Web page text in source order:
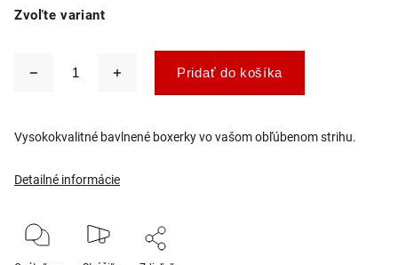
Zvoľte variant
Pridať do košíka
Vysokokvalitné bavlnené boxerky vo vašom obľúbenom strihu.
Detailné informácie